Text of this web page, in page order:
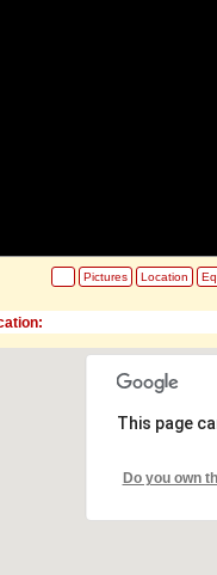
Pictures Location
This page
Do you own